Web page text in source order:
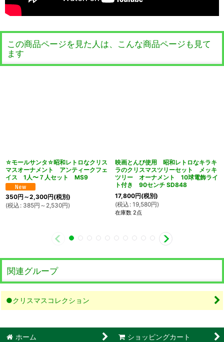
この商品ページを見た人は、こんな商品ページも見て
ます
☆モールサンタ☆昭和レトロなクリス
マスオーナメント アンティークフェ
イス 1人〜７人セット MS9
350円 ～2,300円(税別)
(税込 : 385円 ～2,530円)
映画とんび使用 昭和レトロなキラキ
ラのクリスマスツリーセット メッキ
ツリー オーナメント 10球電飾ライ
ト付き 90センチ SD848
17,800円(税別)
(税込 : 19,580円)
在庫数 2点
関連グループ
●クリスマスコレクション
ホーム ショッピングカート